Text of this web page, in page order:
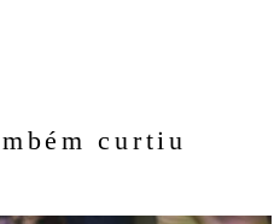
curtiu